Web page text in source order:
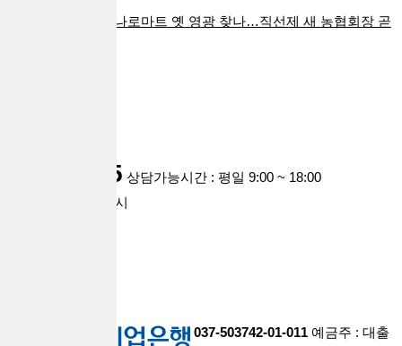
[현장연결] 하나로마트 옛 영광 찾나…직선제 새 농협회장 곧
1668-0935 상담가능시간 : 평일 9:00 ~ 18:00
점심시간 : 12시 ~ 1시
037-503742-01-011 예금주 : 대출